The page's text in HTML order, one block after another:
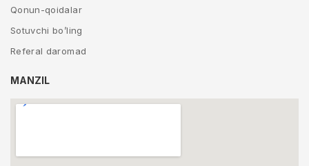
Qonun-qoidalar
Sotuvchi bo’ling
Referal daromad
MANZIL